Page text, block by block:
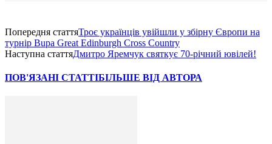
Попередня статтяТроє українців увійшли у збірну Європи на
турнір Bupa Great Edinburgh Cross Country
Наступна статтяДмитро Яремчук святкує 70-річний ювілей!
ПОВ'ЯЗАНІ СТАТТІБІЛЬШЕ ВІД АВТОРА